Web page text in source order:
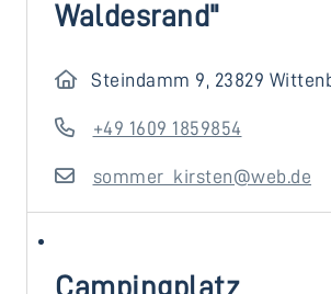
Waldesrand"
Steindamm 9, 23829
+49 1609 1859854
sommer_kirsten@web.de
Campingplatz